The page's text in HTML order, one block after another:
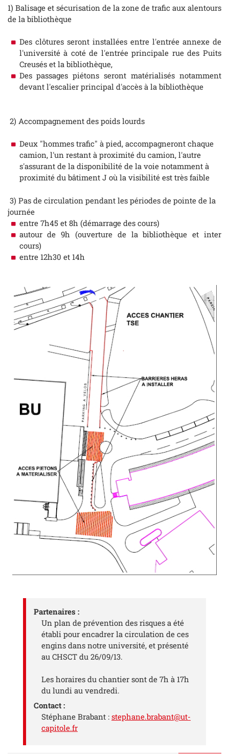
1) Balisage et sécurisation de la zone de trafic aux alentours
de la bibliothèque
Des clôtures seront installées entre l'entrée annexe de
l'université à coté de l'entrée principale rue des Puits
Creusés et la bibliothèque,
Des passages piétons seront matérialisés notamment
devant l'escalier principal d'accès à la bibliothèque
2) Accompagnement des poids lourds
Deux "hommes trafic" à pied, accompagneront chaque
camion, l'un restant à proximité du camion, l'autre
s'assurant de la disponibilité de la voie notamment à
proximité du bâtiment J où la visibilité est très faible
3) Pas de circulation pendant les périodes de pointe de la
journée
entre 7h45 et 8h (démarrage des cours)
autour de 9h (ouverture de la bibliothèque et inter
cours)
entre 12h30 et 14h
Partenaires :
Un plan de prévention des risques a été
établi pour encadrer la circulation de ces
engins dans notre université, et présenté
au CHSCT du 26/09/13.
Les horaires du chantier sont de 7h à 17h
du lundi au vendredi.
Contact :
Stéphane Brabant : stephane.brabant@ut-
capitole.fr